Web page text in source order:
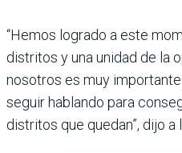
“Hemos logrado a este
distritos y una unidad de la
nosotros es muy
seguir hablando para
distritos que quedan”, dijo a